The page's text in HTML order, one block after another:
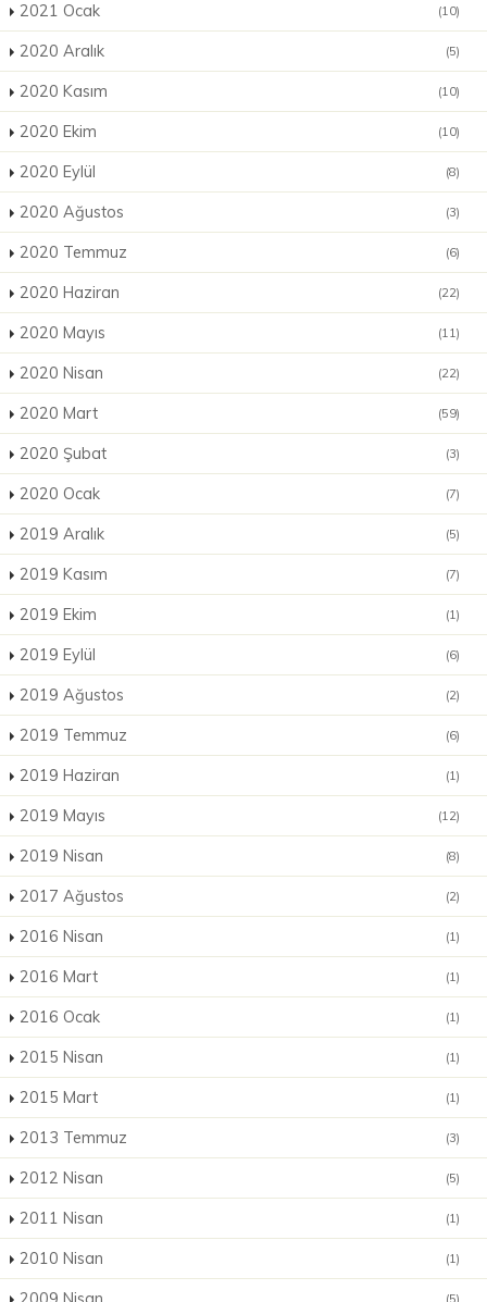
2021 Ocak (10)
2020 Aralık (5)
2020 Kasım (10)
2020 Ekim (10)
2020 Eylül (8)
2020 Ağustos (3)
2020 Temmuz (6)
2020 Haziran (22)
2020 Mayıs (11)
2020 Nisan (22)
2020 Mart (59)
2020 Şubat (3)
2020 Ocak (7)
2019 Aralık (5)
2019 Kasım (7)
2019 Ekim (1)
2019 Eylül (6)
2019 Ağustos (2)
2019 Temmuz (6)
2019 Haziran (1)
2019 Mayıs (12)
2019 Nisan (8)
2017 Ağustos (2)
2016 Nisan (1)
2016 Mart (1)
2016 Ocak (1)
2015 Nisan (1)
2015 Mart (1)
2013 Temmuz (3)
2012 Nisan (5)
2011 Nisan (1)
2010 Nisan (1)
(5)